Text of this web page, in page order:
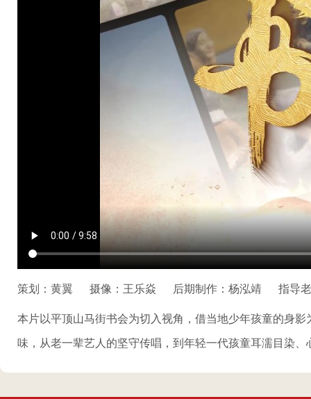
策划：黄翼 摄像：王乐焱 后期制作：杨泓靖 指导
本片以平顶山马街书会为切入视角，借当地少年孩童的身
味，从老一辈艺人的坚守传唱，到年轻一代孩童耳濡目染